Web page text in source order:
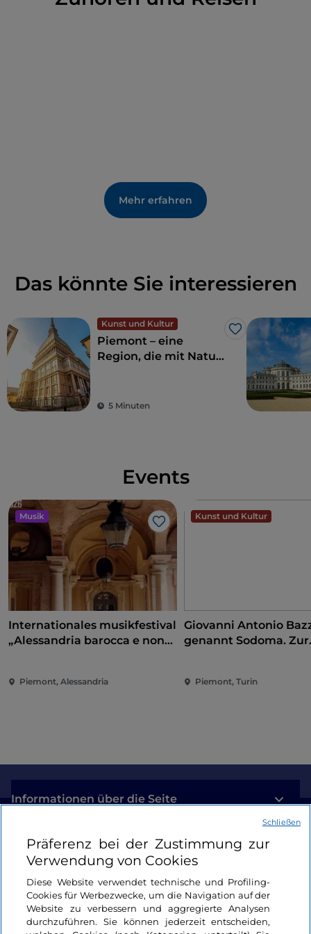
bereits damals im Entstehen, obwohl man mehr als
Mehr erfahren
Das könnte Sie interessieren
Kunst und Kultur
Like
Piemont – eine
Region, die mit Natur
5 Minuten
Events
Musik
Like
Internationales musikfestival
„Alessandria barocca e non
Piemont, Alessandria
Kunst und Kultur
Giovanni Antonio
genannt Sodoma. Zur
Piemont, Turin
Informationen über die Seite
Nützliche Links
Login
Bleiben wir in Kontakt
Präferenz bei der Zustimmung zur
Verwendung von Cookies
Diese Website verwendet technische und Profiling-
Cookies für Werbezwecke, um die Navigation auf der
Website zu verbessern und aggregierte Analysen
durchzuführen. Sie können jederzeit entscheiden,
Schließen